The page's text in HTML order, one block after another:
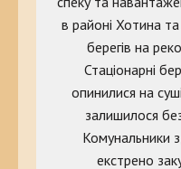
в районі Хотина
берегів на
Стаціонарні
опинилися на
залишилося
Комунальники
екстрено